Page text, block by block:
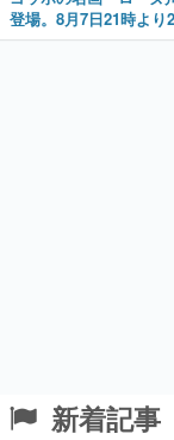
登場。8月7日21時よ
新着記事